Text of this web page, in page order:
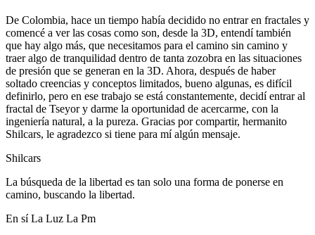
De Colombia, hace un tiempo había decidido no entrar en fractales y
comencé a ver las cosas como son, desde la 3D, entendí también
que hay algo más, que necesitamos para el camino sin camino y
traer algo de tranquilidad dentro de tanta zozobra en las situaciones
de presión que se generan en la 3D. Ahora, después de haber
soltado creencias y conceptos limitados, bueno algunas, es difícil
definirlo, pero en ese trabajo se está constantemente, decidí entrar al
fractal de Tseyor y darme la oportunidad de acercarme, con la
ingeniería natural, a la pureza. Gracias por compartir, hermanito
Shilcars, le agradezco si tiene para mí algún mensaje.
Shilcars
La búsqueda de la libertad es tan solo una forma de ponerse en
camino, buscando la libertad.
En sí La Luz La Pm